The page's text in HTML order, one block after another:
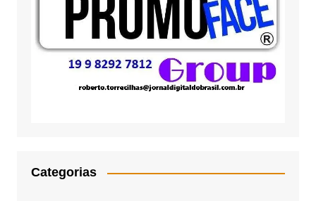
Categorias